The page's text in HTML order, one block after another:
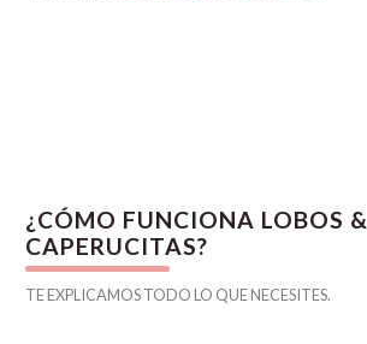
¿CÓMO FUNCIONA LOBOS &
CAPERUCITAS?
TE EXPLICAMOS TODO LO QUE NECESITES.